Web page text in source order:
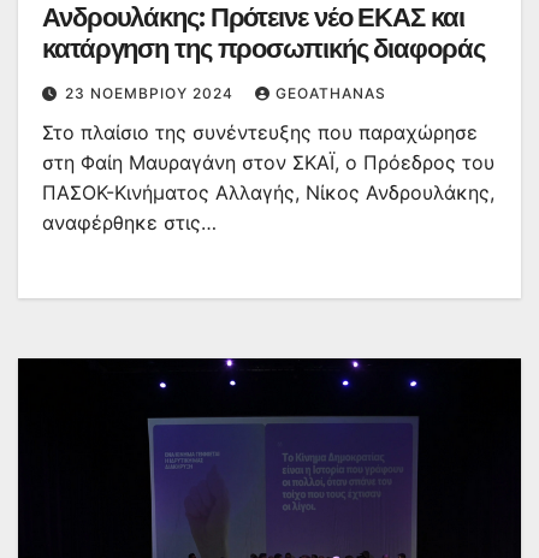
Ανδρουλάκης: Πρότεινε νέο ΕΚΑΣ και
κατάργηση της προσωπικής διαφοράς
23 ΝΟΕΜΒΡΊΟΥ 2024 GEOATHANAS
Στο πλαίσιο της συνέντευξης που παραχώρησε
στη Φαίη Μαυραγάνη στον ΣΚΑΪ, ο Πρόεδρος του
ΠΑΣΟΚ-Κινήματος Αλλαγής, Νίκος Ανδρουλάκης,
αναφέρθηκε στις…